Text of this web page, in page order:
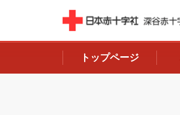
トップページ